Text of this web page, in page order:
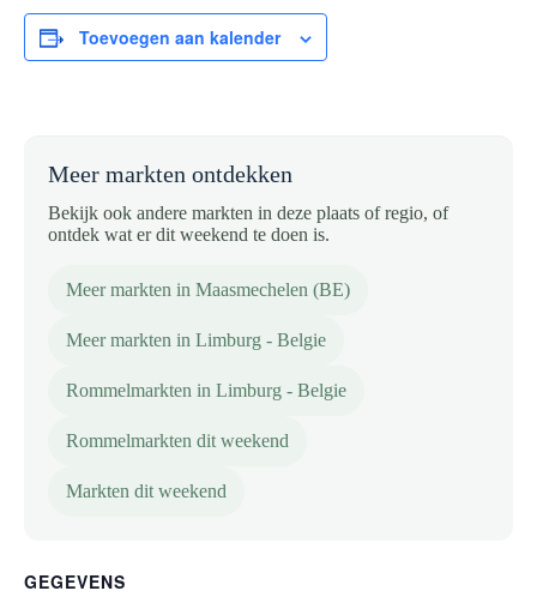
Toevoegen aan kalender
Meer markten ontdekken
Bekijk ook andere markten in deze plaats of regio, of
ontdek wat er dit weekend te doen is.
Meer markten in Maasmechelen (BE)
Meer markten in Limburg - Belgie
Rommelmarkten in Limburg - Belgie
Rommelmarkten dit weekend
Markten dit weekend
GEGEVENS